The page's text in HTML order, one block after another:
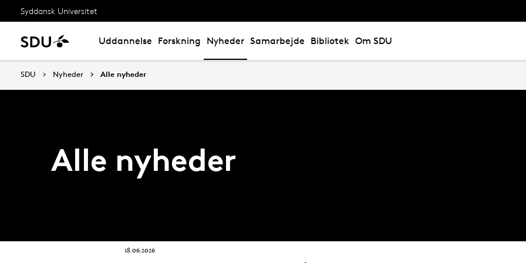
Syddansk Universitet
Uddannelse Forskning Nyheder Samarbejde Bibliotek Om SDU
SDU Nyheder Alle nyheder
Alle nyheder
18.06.2026